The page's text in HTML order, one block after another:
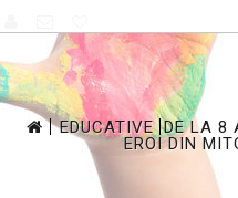
>
EDUCATIVE
>
DE LA 8
EROI DIN